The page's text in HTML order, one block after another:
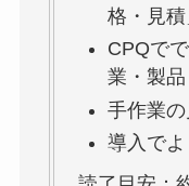
格・見積
CPQで
業・製品
手作業
導入で